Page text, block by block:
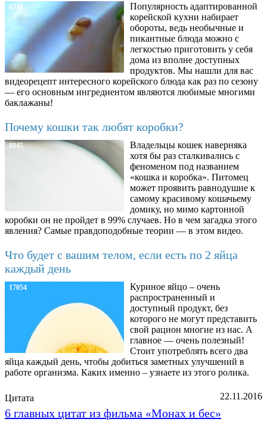
6734
Популярность адаптированной
корейской кухни набирает
обороты, ведь необычные и
пикантные блюда можно с
легкостью приготовить у себя
дома из вполне доступных
продуктов. Мы нашли для вас
видеорецепт интересного корейского блюда как раз по сезону
— его основным ингредиентом являются любимые многими
баклажаны!
Почему кошки так любят коробки?
8845
Владельцы кошек наверняка
хотя бы раз сталкивались с
феноменом под названием
«кошка и коробка». Питомец
может проявить равнодушие к
самому красивому кошачьему
домику, но мимо картонной
коробки он не пройдет в 99% случаев. Но в чем загадка этого
явления? Самые правдоподобные теории — в этом видео.
Что будет с вашим телом, если есть по 2 яйца
каждый день
17054
Куриное яйцо – очень
распространенный и
доступный продукт, без
которого не могут представить
свой рацион многие из нас. А
главное — очень полезный!
Стоит употреблять всего два
яйца каждый день, чтобы добиться заметных улучшений в
работе организма. Каких именно – узнаете из этого ролика.
22.11.2016
Цитата
6 главных цитат из фильма «Монах и бес»